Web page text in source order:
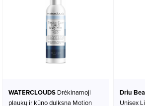
WATERCLOUDS
plaukų ir kūno dulksna Motion
Driu
Unisex